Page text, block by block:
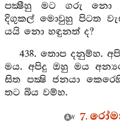
පක්‍ෂීහු මට ගරු නො
දිගුකල් මොවුහු පිටත
යයි නො හඳුනත් ද?
438. තොප දනුම්හ.
මය. අපිදු ඔහු මය
සිත පක්‍ෂි ජනයා
තට බිය වම්හ.
7.